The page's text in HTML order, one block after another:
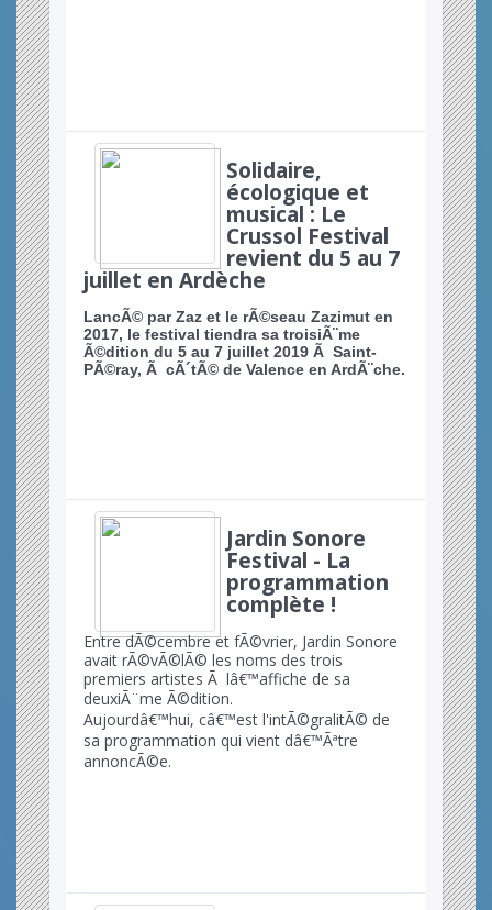
Solidaire,
écologique et
musical : Le
Crussol Festival
revient du 5 au 7
juillet en Ardèche
LancÃ© par Zaz et le rÃ©seau Zazimut en
2017, le festival tiendra sa troisiÃ¨me
Ã©dition du 5 au 7 juillet 2019 Ã Saint-
PÃ©ray, Ã cÃ´tÃ© de Valence en ArdÃ¨che.
Jardin Sonore
Festival - La
programmation
complète !
Entre dÃ©cembre et fÃ©vrier, Jardin Sonore
avait rÃ©vÃ©lÃ© les noms des trois
premiers artistes Ã lâ€™affiche de sa
deuxiÃ¨me Ã©dition.
Aujourdâ€™hui, câ€™est l'intÃ©gralitÃ© de
sa programmation qui vient dâ€™Ãªtre
annoncÃ©e.